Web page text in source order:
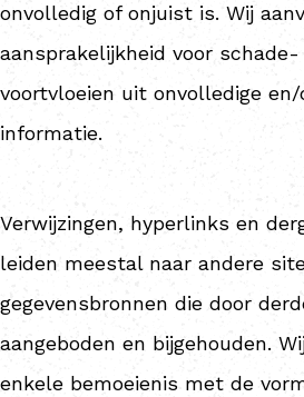
onvolledig of onjuist is. Wij
aansprakelijkheid voor
voortvloeien uit onvolledige
informatie.
Verwijzingen, hyperlinks en
leiden meestal naar andere
gegevensbronnen die door
aangeboden en bijgehouden.
enkele bemoeienis met de